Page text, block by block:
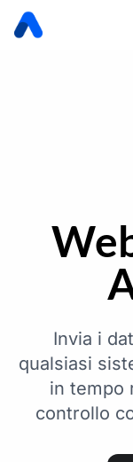
Invia i
qualsiasi
in tempo
controllo